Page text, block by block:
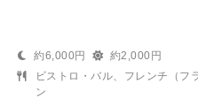
約6,000円
約2,000円
ビストロ・バル、フレンチ（フ
ン